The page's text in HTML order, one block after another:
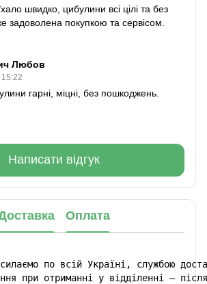
швидко, цибулини всі цілі та без
задоволена покупкою та сервісом.
Любов
гарні, міцні, без пошкоджень.
Написати відгук
Оплата
по всій Україні, службою
при отриманні у відділенні –